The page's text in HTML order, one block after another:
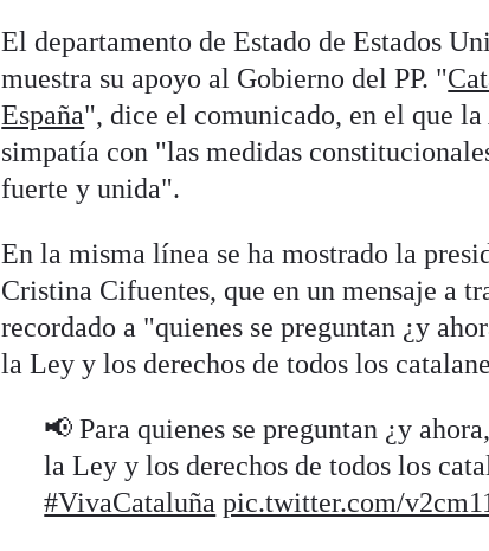
El departamento de Estado de Estados
muestra su apoyo al Gobierno del PP. "
España", dice el comunicado, en el que
simpatía con "las medidas
fuerte y unida".
En la misma línea se ha mostrado la
Cristina Cifuentes, que en un mensaje a
recordado a "quienes se preguntan ¿y
la Ley y los derechos de todos los
📢 Para quienes se preguntan ¿y
la Ley y los derechos de todos los
#VivaCataluña pic.twitter.com/